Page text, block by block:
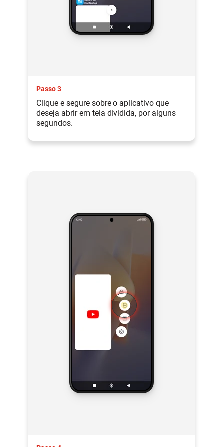
Passo 3
Clique e segure sobre o aplicativo que
deseja abrir em tela dividida, por alguns
segundos.